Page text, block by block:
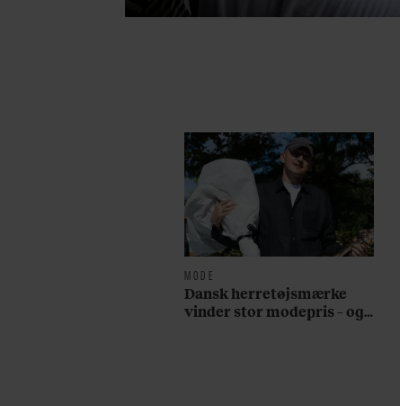
MODE
Dansk herretøjsmærke
vinder stor modepris – og